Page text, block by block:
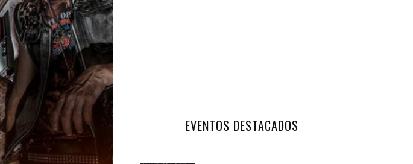
Infantil
Música
Escénicas
EVENTOS DESTACADOS